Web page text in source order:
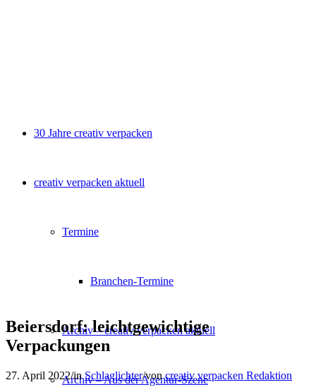
30 Jahre creativ verpacken
creativ verpacken aktuell
Termine
Branchen-Termine
Archiv – creativ verpacken aktuell
Archiv – Aus der Agentur-Szene
Beiersdorf: leichtgewichtige
Verpackungen
27. April 2022/inSchlaglichter/voncreativ verpacken Redaktion